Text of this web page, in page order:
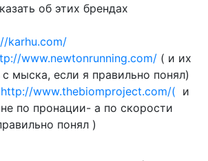
об этих брендах
karhu.com/
www.newtonrunning.com/( и их
с мыска, если я правильно понял)
http://www.thebiomproject.com/( и
по пронации- а по скорости
понял )